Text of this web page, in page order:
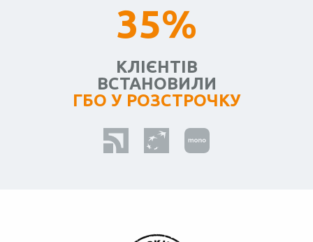
35%
КЛІЄНТІВ
ВСТАНОВИЛИ
ГБО У РОЗСТРОЧКУ